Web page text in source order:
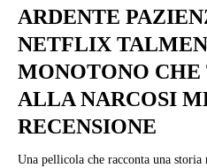
ARDENTE
NETFLIX
MONOTONO CHE
ALLA NARCOSI
RECENSIONE
Una pellicola che racconta una